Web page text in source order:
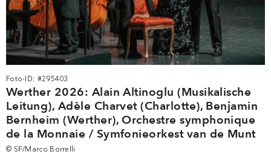
Foto-ID: #295403
Werther 2026: Alain Altinoglu (Musikalische
Leitung), Adèle Charvet (Charlotte), Benjamin
Bernheim (Werther), Orchestre symphonique
de la Monnaie / Symfonieorkest van de Munt
© SF/Marco Borrelli